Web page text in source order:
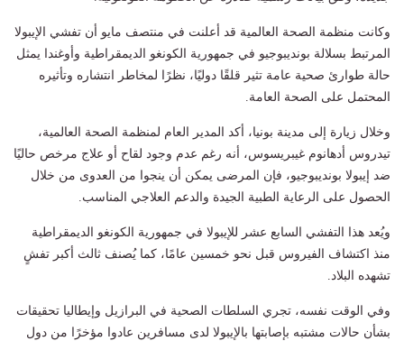
وكانت منظمة الصحة العالمية قد أعلنت في منتصف مايو أن تفشي الإيبولا
المرتبط بسلالة بونديبوجيو في جمهورية الكونغو الديمقراطية وأوغندا يمثل
حالة طوارئ صحية عامة تثير قلقًا دوليًا، نظرًا لمخاطر انتشاره وتأثيره
المحتمل على الصحة العامة.
وخلال زيارة إلى مدينة بونيا، أكد المدير العام لمنظمة الصحة العالمية،
تيدروس أدهانوم غيبريسوس، أنه رغم عدم وجود لقاح أو علاج مرخص حاليًا
ضد إيبولا بونديبوجيو، فإن المرضى يمكن أن ينجوا من العدوى من خلال
الحصول على الرعاية الطبية الجيدة والدعم العلاجي المناسب.
ويُعد هذا التفشي السابع عشر للإيبولا في جمهورية الكونغو الديمقراطية
منذ اكتشاف الفيروس قبل نحو خمسين عامًا، كما يُصنف ثالث أكبر تفشٍ
تشهده البلاد.
وفي الوقت نفسه، تجري السلطات الصحية في البرازيل وإيطاليا تحقيقات
بشأن حالات مشتبه بإصابتها بالإيبولا لدى مسافرين عادوا مؤخرًا من دول